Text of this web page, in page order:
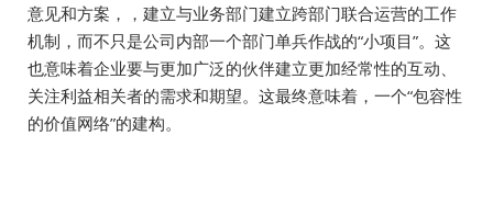
意见和方案，，建立与业务部门建立跨部门联合运营的工作
机制，而不只是公司内部一个部门单兵作战的“小项目”。这
也意味着企业要与更加广泛的伙伴建立更加经常性的互动、
关注利益相关者的需求和期望。这最终意味着，一个“包容性
的价值网络”的建构。